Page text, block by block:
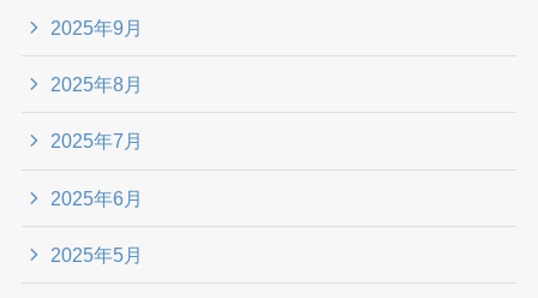
2025年9月
2025年8月
2025年7月
2025年6月
2025年5月